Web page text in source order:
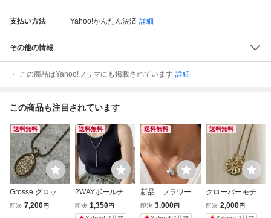
支払い方法 Yahoo!かんたん決済 詳細
その他の情報
この商品はYahoo!フリマにも掲載されています 詳細
この商品も注目されています
送料無料
Grosse グロッセ
ネックレス ストー
即決 7,200円
送料無料
2WAYボールチェ
ーンネックレス シ
ルバーカラー ロン
即決 1,350円
送料無料
新品 フラワーモ
チーフ ネックレス
シルバーカラー ク
即決 3,000円
送料無料
クローバーモチー
フ ネックレス ゴ
ールドカラー ライ
即決 2,000円